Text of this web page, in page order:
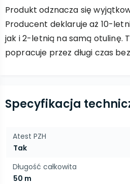
Produkt odznacza się
Producent deklaruje aż 10-
jak i 2-letnią na samą otulinę.
popracuje przez długi czas
Specyfikacja
Atest PZH
Tak
Długość całkowita
50 m